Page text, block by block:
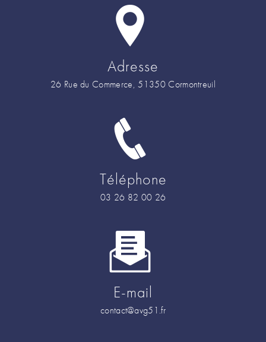
Adresse
26 Rue du Commerce, 51350 Cormontreuil
Téléphone
03 26 82 00 26
E-mail
contact@avg51.fr